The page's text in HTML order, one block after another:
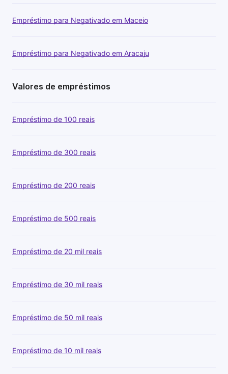
Empréstimo para Negativado em Maceio
Empréstimo para Negativado em Aracaju
Valores de empréstimos
Empréstimo de 100 reais
Empréstimo de 300 reais
Empréstimo de 200 reais
Empréstimo de 500 reais
Empréstimo de 20 mil reais
Empréstimo de 30 mil reais
Empréstimo de 50 mil reais
Empréstimo de 10 mil reais